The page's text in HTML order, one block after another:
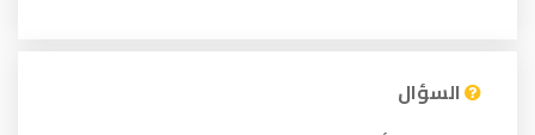
السؤال